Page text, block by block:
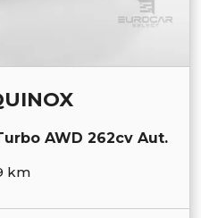
AWD 262cv Aut.
km